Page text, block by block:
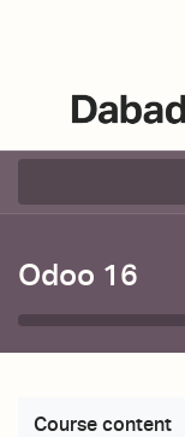
Odoo 16
Course content